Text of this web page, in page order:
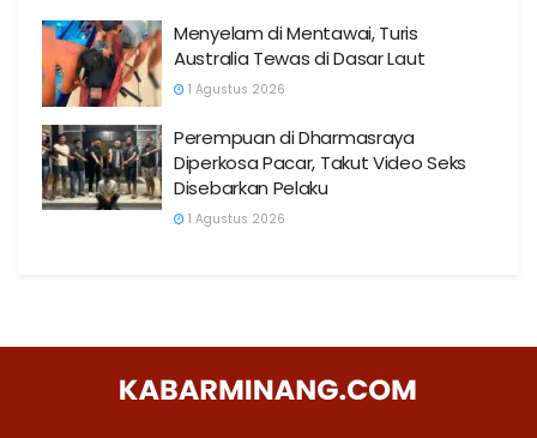
Menyelam di Mentawai, Turis
Australia Tewas di Dasar Laut
1 Agustus 2026
Perempuan di Dharmasraya
Diperkosa Pacar, Takut Video Seks
Disebarkan Pelaku
1 Agustus 2026